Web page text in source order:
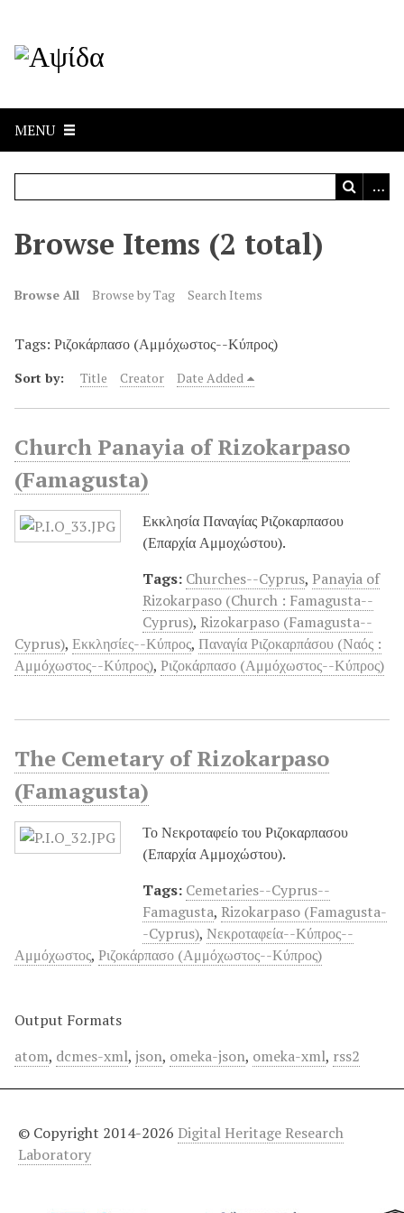
MENU
Browse Items (2 total)
Browse All Browse by Tag Search Items
Tags: Ριζοκάρπασο (Αμμόχωστος--Κύπρος)
Sort by: Title Creator Date Added
Church Panayia of Rizokarpaso
(Famagusta)
Εκκλησία Παναγίας Ριζοκαρπασου
(Επαρχία Αμμοχώστου).
Tags: Churches--Cyprus, Panayia of
Rizokarpaso (Church : Famagusta--
Cyprus), Rizokarpaso (Famagusta--
Cyprus), Εκκλησίες--Κύπρος, Παναγία Ριζοκαρπάσου (Ναός :
Αμμόχωστος--Κύπρος), Ριζοκάρπασο (Αμμόχωστος--Κύπρος)
The Cemetary of Rizokarpaso
(Famagusta)
Το Νεκροταφείο του Ριζοκαρπασου
(Επαρχία Αμμοχώστου).
Tags: Cemetaries--Cyprus--
Famagusta, Rizokarpaso (Famagusta-
-Cyprus), Νεκροταφεία--Κύπρος--
Αμμόχωστος, Ριζοκάρπασο (Αμμόχωστος--Κύπρος)
Output Formats
atom, dcmes-xml, json, omeka-json, omeka-xml, rss2
© Copyright 2014-2026 Digital Heritage Research
Laboratory